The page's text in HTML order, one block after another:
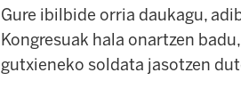
Gure ibilbide orria daukagu,
Kongresuak hala onartzen
gutxieneko soldata jasotzen